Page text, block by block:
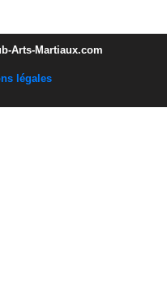
Arts-Martiaux.com
légales